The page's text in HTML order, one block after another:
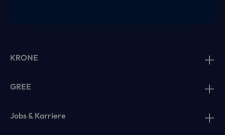
KRONE
GREE
Jobs & Karriere